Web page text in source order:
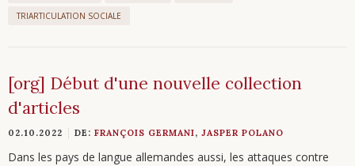
TRIARTICULATION SOCIALE
[org] Début d'une nouvelle collection
d'articles
02.10.2022 DE: FRANÇOIS GERMANI, JASPER POLANO
Dans les pays de langue allemandes aussi, les attaques contre